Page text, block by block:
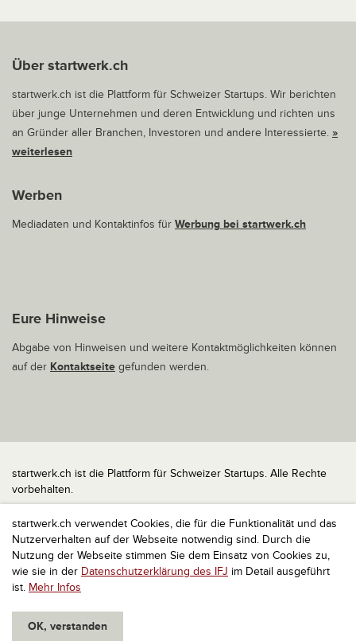
startwerk.ch verwendet Cookies, die für die Funktionalität und das
Nutzerverhalten auf der Webseite notwendig sind. Durch die
Nutzung der Webseite stimmen Sie dem Einsatz von Cookies zu,
wie sie in der Datenschutzerklärung des IFJ im Detail ausgeführt
ist. Mehr Infos
OK, verstanden
Über startwerk.ch
startwerk.ch ist die Plattform für Schweizer Startups. Wir berichten
über junge Unternehmen und deren Entwicklung und richten uns
an Gründer aller Branchen, Investoren und andere Interessierte. »
weiterlesen
Werben
Mediadaten und Kontaktinfos für Werbung bei startwerk.ch
Eure Hinweise
Abgabe von Hinweisen und weitere Kontaktmöglichkeiten können
auf der Kontaktseite gefunden werden.
startwerk.ch ist die Plattform für Schweizer Startups. Alle Rechte
vorbehalten.
Impressum
Kontakt
nach oben